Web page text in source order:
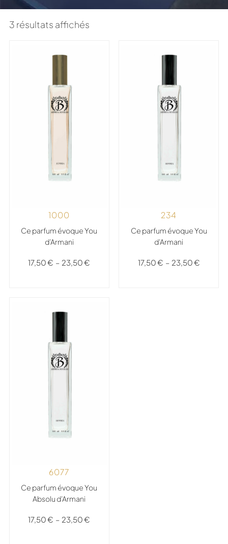
3 résultats affichés
1000
Ce parfum évoque You
d’Armani
17,50€ – 23,50€
234
Ce parfum évoque You
d’Armani
17,50€ – 23,50€
6077
Ce parfum évoque You
Absolu d’Armani
17,50€ – 23,50€